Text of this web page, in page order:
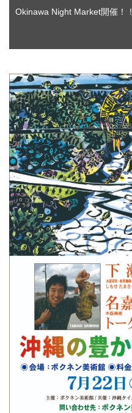
Okinawa Night Market開催！！